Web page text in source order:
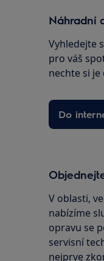
Náhradní
Vyhledejte
pro váš
nechte si
Do
V oblasti,
nabízíme
opravu se
servisní
nejprve